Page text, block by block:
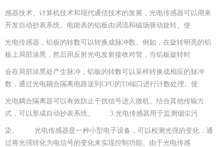
感器技术、计算机技术和现代通信技术的发展，光电传感器可以用来
开发自动抄表系统。电能表的铝板由涡流和磁场驱动旋转。使
光电传感器，铝板的转数可以转换成脉冲数。例如，在旋转明亮的铝
板上局部涂黑，然后用反射光电发射接收对管，当铝板旋转时
会在局部涂黑处产生脉冲，铝板的转数可以采样转换成相应的脉冲
数，通过光电耦合隔离电路送到CPU的T0端口进行计数处理。使
光电耦合隔离器可以有效防止干扰信号进入微机。结合其他传输方
式，可以形成自动抄表系统。 3.光电传感器用于监测烟尘污
染。 光电传感器是一种小型电子设备，可以检测光强的变化，通
过将光强转化为电信号的变化来实现控制功能。由于光电传感